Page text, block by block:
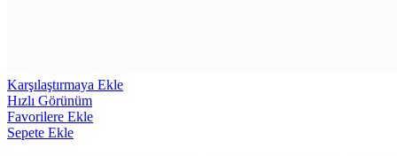
Karşılaştırmaya Ekle
Hızlı Görünüm
Favorilere Ekle
Sepete Ekle